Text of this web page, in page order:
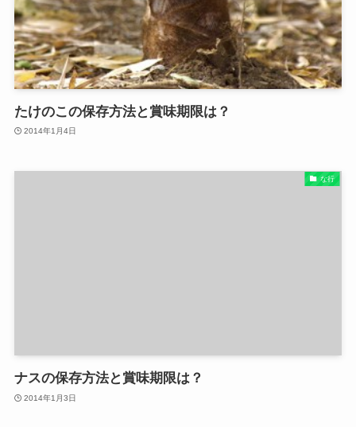
たけのこの保存方法と賞味期限は？
2014年1月4日
な行
ナスの保存方法と賞味期限は？
2014年1月3日